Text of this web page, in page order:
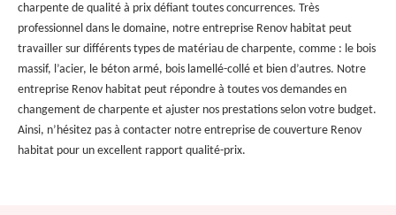
charpente de qualité à prix défiant toutes concurrences. Très
professionnel dans le domaine, notre entreprise Renov habitat peut
travailler sur différents types de matériau de charpente, comme : le bois
massif, l’acier, le béton armé, bois lamellé-collé et bien d’autres. Notre
entreprise Renov habitat peut répondre à toutes vos demandes en
changement de charpente et ajuster nos prestations selon votre budget.
Ainsi, n’hésitez pas à contacter notre entreprise de couverture Renov
habitat pour un excellent rapport qualité-prix.